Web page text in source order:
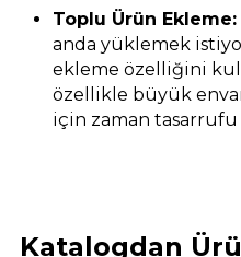
Toplu Ürün Ekleme:
anda yüklemek
ekleme özelliğini
özellikle büyük
için zaman tasarrufu
Katalogdan